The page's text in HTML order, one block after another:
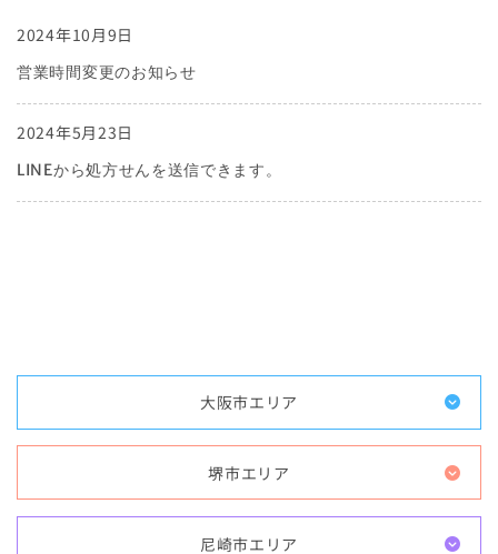
2024年10月9日
営業時間変更のお知らせ
2024年5月23日
LINEから処方せんを送信できます。
大阪市エリア
堺市エリア
尼崎市エリア